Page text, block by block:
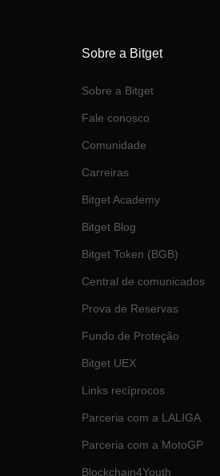
Sobre a Bitget
Sobre a Bitget
Fale conosco
Comunidade
Carreiras
Bitget Academy
Bitget Blog
Bitget Token (BGB)
Central de comunicados
Prova de Reservas
Fundo de Proteção
Bitget UEX
Links recíprocos
Parceria com a LALIGA
Parceria com a MotoGP
Blockchain4Youth